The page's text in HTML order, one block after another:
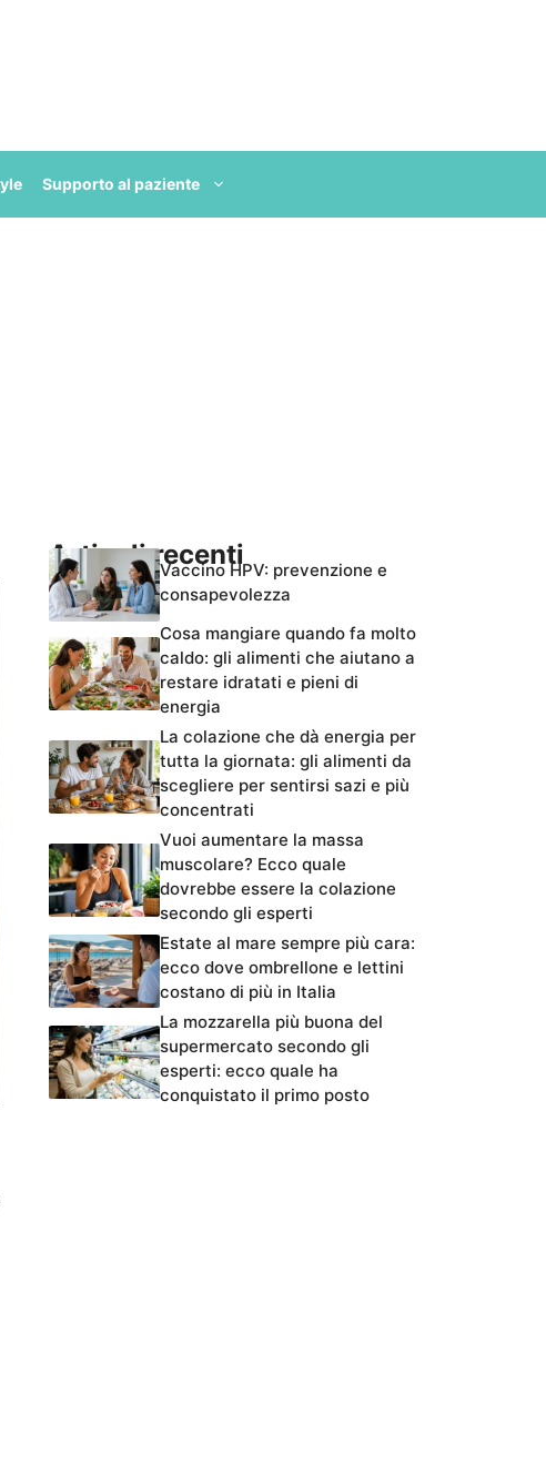
Supporto al paziente
Articoli recentiVaccino HPV: prevenzione e
consapevolezza
Cosa mangiare quando fa molto
caldo: gli alimenti che aiutano a
restare idratati e pieni di
energia
La colazione che dà energia per
tutta la giornata: gli alimenti da
scegliere per sentirsi sazi e più
concentrati
Vuoi aumentare la massa
muscolare? Ecco quale
dovrebbe essere la colazione
secondo gli esperti
Estate al mare sempre più cara:
ecco dove ombrellone e lettini
costano di più in Italia
La mozzarella più buona del
supermercato secondo gli
esperti: ecco quale ha
conquistato il primo posto